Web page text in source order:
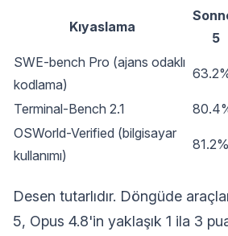
Kıyaslama
5
SWE-bench Pro (ajans odaklı
kodlama)
Terminal-Bench 2.1
OSWorld-Verified (bilgisayar
kullanımı)
81.2%
Desen tutarlıdır. Döngüde
5, Opus 4.8'in yaklaşık 1 ila 3